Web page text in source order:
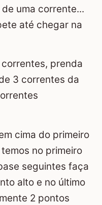
uma corrente...
até chegar na
prenda
3 correntes da
cima do primeiro
no primeiro
seguintes faça
alto e no último
2 pontos